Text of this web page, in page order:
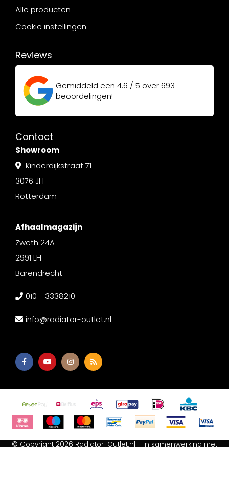
Alle producten
Cookie instellingen
Reviews
Gemiddeld een 4.6 / 5 over693
beoordelingen!
Contact
Showroom
Kinderdijkstraat 71
3076 JH
Rotterdam
Afhaalmagazijn
Zweth 24A
2991 LH
Barendrecht
010 - 3338210
info@radiator-outlet.nl
© Copyright 2026 Radiator-Outlet.nl - in samenwerking met